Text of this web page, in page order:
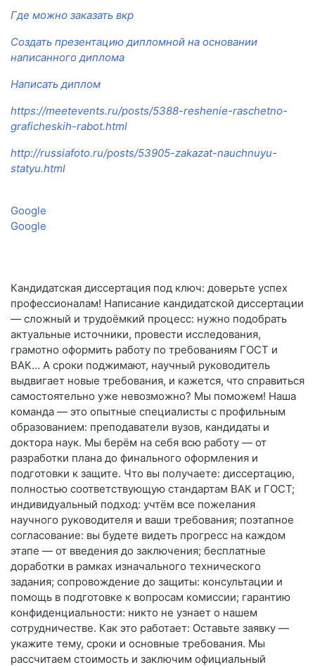
Где можно заказать вкр
Создать презентацию дипломной на основании
написанного диплома
Написать диплом
https://meetevents.ru/posts/5388-reshenie-raschetno-
graficheskih-rabot.html
http://russiafoto.ru/posts/53905-zakazat-nauchnuyu-
statyu.html
Google
Google
Кандидатская диссертация под ключ: доверьте успех
профессионалам! Написание кандидатской диссертации
— сложный и трудоёмкий процесс: нужно подобрать
актуальные источники, провести исследования,
грамотно оформить работу по требованиям ГОСТ и
ВАК… А сроки поджимают, научный руководитель
выдвигает новые требования, и кажется, что справиться
самостоятельно уже невозможно? Мы поможем! Наша
команда — это опытные специалисты с профильным
образованием: преподаватели вузов, кандидаты и
доктора наук. Мы берём на себя всю работу — от
разработки плана до финального оформления и
подготовки к защите. Что вы получаете: диссертацию,
полностью соответствующую стандартам ВАК и ГОСТ;
индивидуальный подход: учтём все пожелания
научного руководителя и ваши требования; поэтапное
согласование: вы будете видеть прогресс на каждом
этапе — от введения до заключения; бесплатные
доработки в рамках изначального технического
задания; сопровождение до защиты: консультации и
помощь в подготовке к вопросам комиссии; гарантию
конфиденциальности: никто не узнает о нашем
сотрудничестве. Как это работает: Оставьте заявку —
укажите тему, сроки и основные требования. Мы
рассчитаем стоимость и заключим официальный